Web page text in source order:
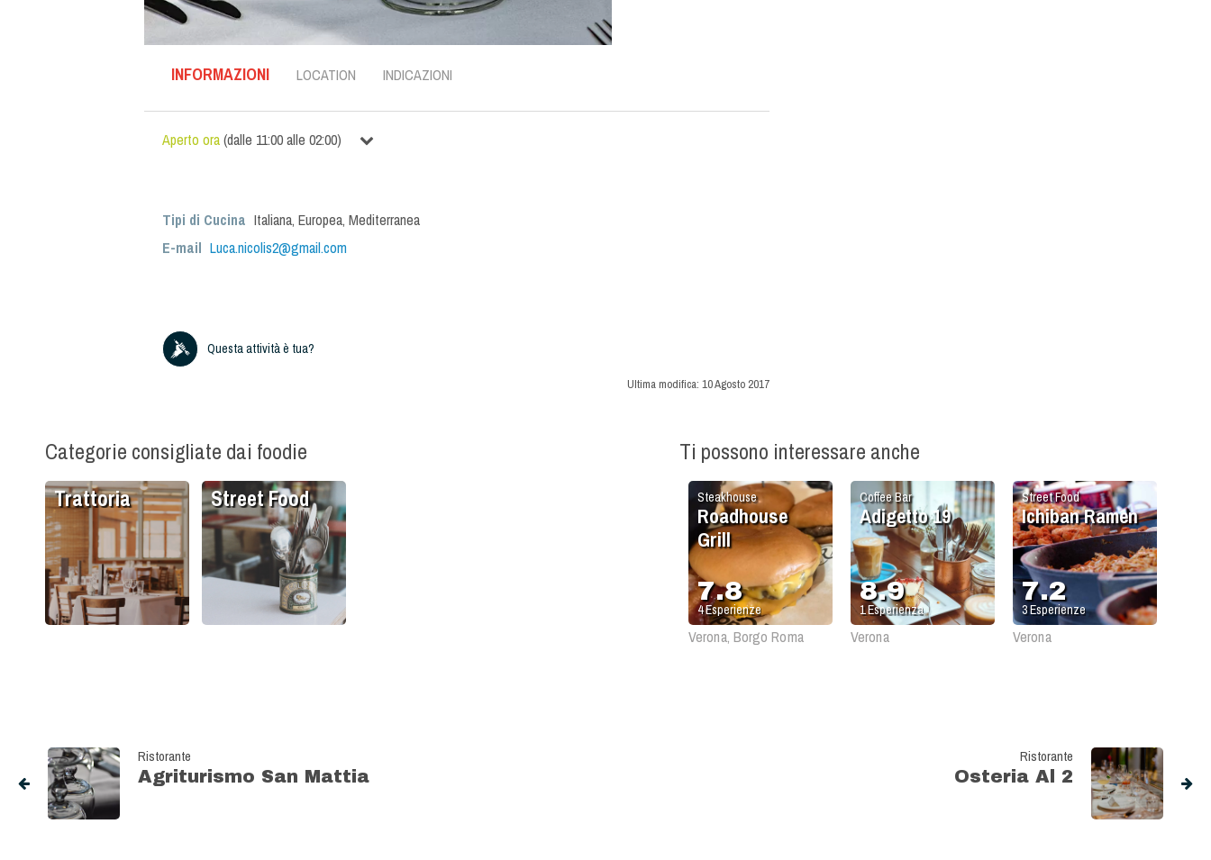
INFORMAZIONI LOCATION INDICAZIONI
Aperto ora(dalle 11:00alle 02:00)
Tipi di Cucina Italiana, Europea, Mediterranea
E-mail Luca.nicolis2@gmail.com
Questa attività è tua?
Ultima modifica: 10 Agosto 2017
Categorie consigliate dai foodie
Trattoria Street Food
Ti possono interessare anche
Street Food
Ichiban Ramen
7.2
3Esperienze
Verona
Coffee Bar
Adigetto 19
8.9
1Esperienza
Verona
Steakhouse
Roadhouse
Grill
7.8
4Esperienze
Verona, Borgo Roma
Ristorante
Agriturismo San Mattia
Ristorante
Osteria Al 2